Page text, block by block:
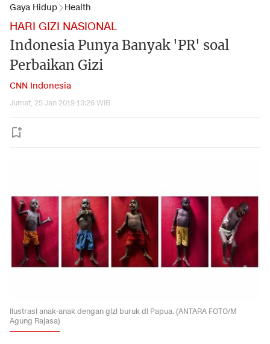
Gaya Hidup Health
HARI GIZI NASIONAL
Indonesia Punya Banyak 'PR' soal
Perbaikan Gizi
CNN Indonesia
Jumat, 25 Jan 2019 13:26 WIB
Ilustrasi anak-anak dengan gizi buruk di Papua. (ANTARA FOTO/M
Agung Rajasa)